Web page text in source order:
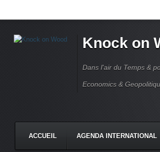
Knock on
Dans l'air du Temps &
Economics &
ACCUEIL AGENDA INTERNATIONAL